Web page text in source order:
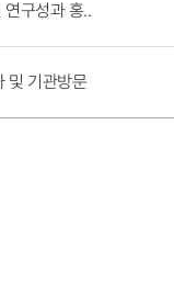
구성과 홍..
및 기관방문